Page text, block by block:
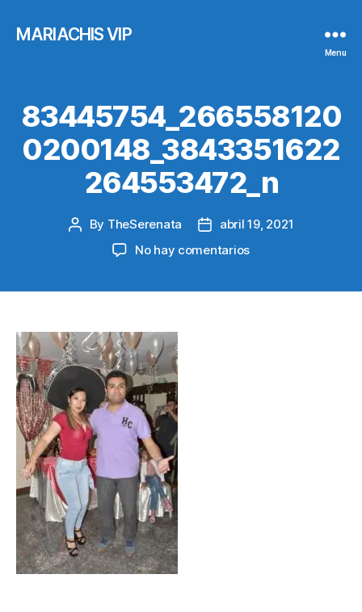
MARIACHIS VIP
Menu
83445754_266558120
0200148_3843351622
264553472_n
Post
By TheSerenata
Post
date
abril 19, 2021
No hay comentariosen